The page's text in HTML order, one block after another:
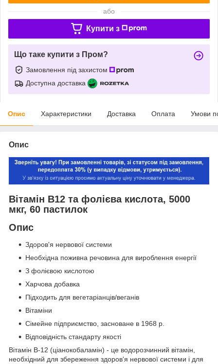
або
Купити з
Що таке купити з Пром?
Замовлення під захистом
Доступна доставка
Опис Характеристики Доставка Оплата Умови
Опис
Вітамін В12 та фолієва кислота, 5000
мкг, 60 пастилок
Опис
Здоров'я нервової системи
Необхідна поживна речовина для вироблення енергії
З фолієвою кислотою
Харчова добавка
Підходить для вегетаріанців/веганів
Вітаміни
Сімейне підприємство, засноване в 1968 р.
Відповідність стандарту якості
Вітамін B-12 (ціанокобаламін) - це водорозчинний вітамін,
необхідний для збереження здоров'я нервової системи і для